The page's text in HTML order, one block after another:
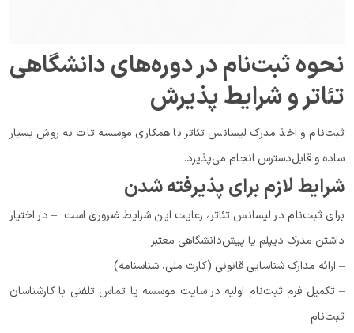
نحوه ثبت‌نام در دوره‌های دانشگاهی
تئاتر و شرایط پذیرش
ثبت‌نام و اخذ مدرک لیسانس تئاتر با همکاری موسسه تات به روش بسیار
ساده و قابل‌دسترس انجام می‌پذیرد.
شرایط لازم برای پذیرفته شدن
برای ثبت‌نام در لیسانس تئاتر، رعایت این شرایط ضروری است: – در اختیار
داشتن مدرک دیپلم یا پیش‌دانشگاهی معتبر
– ارائه مدارک شناسایی قانونی (کارت ملی، شناسنامه)
– تکمیل فرم ثبت‌نام اولیه در سایت موسسه یا تماس تلفنی با کارشناسان
ثبت‌نام